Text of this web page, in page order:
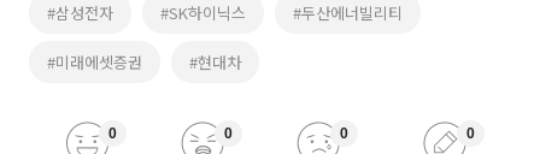
#삼성전자 #SK하이닉스 #두산에너빌리티
#미래에셋증권 #현대차
0 0 0 0